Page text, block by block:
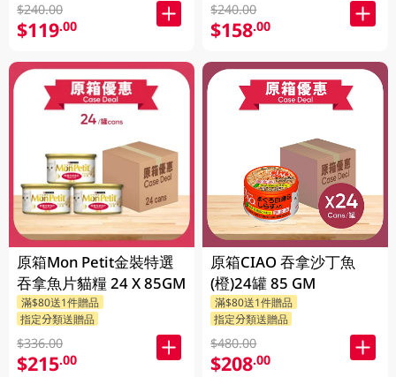
$240.00
$119.00
原箱Mon Petit金裝特選
吞拿魚片貓糧 24 X 85GM
滿$80送1件贈品
指定分類送贈品
$336.00
$215.00
$240.00
$158.00
原箱CIAO 吞拿沙丁魚
(橙)24罐 85 GM
滿$80送1件贈品
指定分類送贈品
$480.00
$208.00